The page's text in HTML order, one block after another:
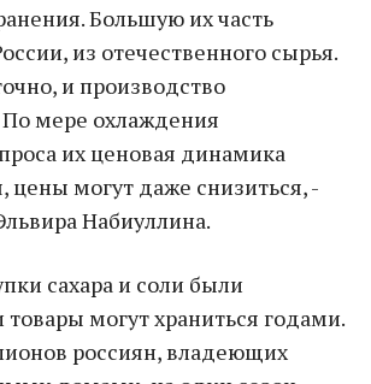
Большую их часть
из отечественного сырья.
и производство
мере охлаждения
их ценовая динамика
цены могут даже снизиться, -
Набиуллина.
сахара и соли были
могут храниться годами.
россиян, владеющих